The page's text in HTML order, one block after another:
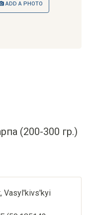
ADD A PHOTO
(200-300 гр.)
Vasyl'kivs'kyi